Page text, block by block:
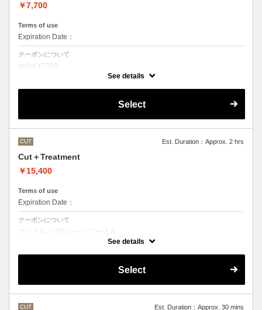
￥7,700
Terms of use
Expiration Date：
クーポンについて
stylist ¥7700
シャンプースタイリング代が含まれております。
くかご来店の際にスタッフにお伝えください）
See details
Select
CUT Est. Duration：Approx. 2 hrs
Cut＋Treatment
￥15,400
Terms of use
Expiration Date：
クーポンについて
マイクロバブルシャンプー込み
Aujuaシステムトリートメントを使った４ステップトリートメント
で、料金が前後する場合がございます。
See details
Select
CUT Est. Duration：Approx. 30 mins